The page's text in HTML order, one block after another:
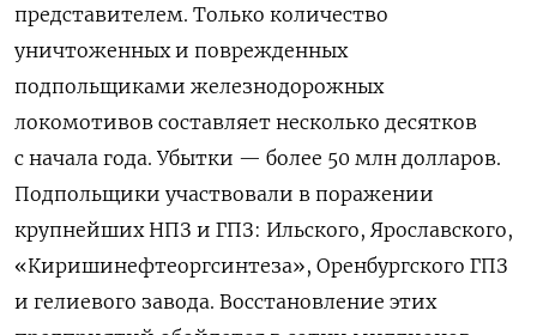
представителем. Только количество
уничтоженных и поврежденных
подпольщиками железнодорожных
локомотивов составляет несколько десятков
с начала года. Убытки — более 50 млн долларов.
Подпольщики участвовали в поражении
крупнейших НПЗ и ГПЗ: Ильского, Ярославского,
«Киришинефтеоргсинтеза», Оренбургского ГПЗ
и гелиевого завода. Восстановление этих